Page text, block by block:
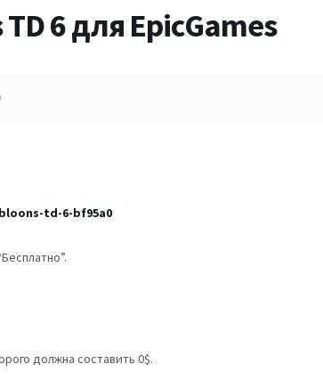
6 для EpicGames
td-6-bf95a0
должна составить 0$.